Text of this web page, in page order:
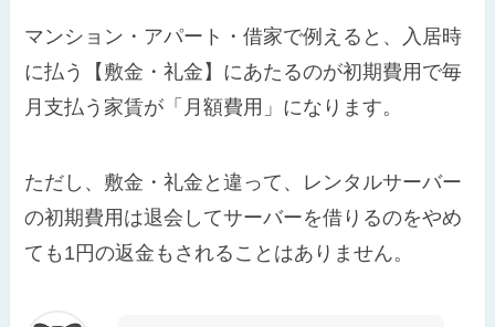
マンション・アパート・借家で例えると、入居時
に払う【敷金・礼金】にあたるのが初期費用で毎
月支払う家賃が「月額費用」になります。
ただし、敷金・礼金と違って、レンタルサーバー
の初期費用は退会してサーバーを借りるのをやめ
ても1円の返金もされることはありません。